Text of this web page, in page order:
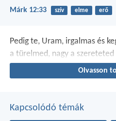
Márk 12:33 szív elme erő
Pedig te, Uram, irgalmas és
a türelmed, nagy a szereteted
Olvasson
Kapcsolódó témák